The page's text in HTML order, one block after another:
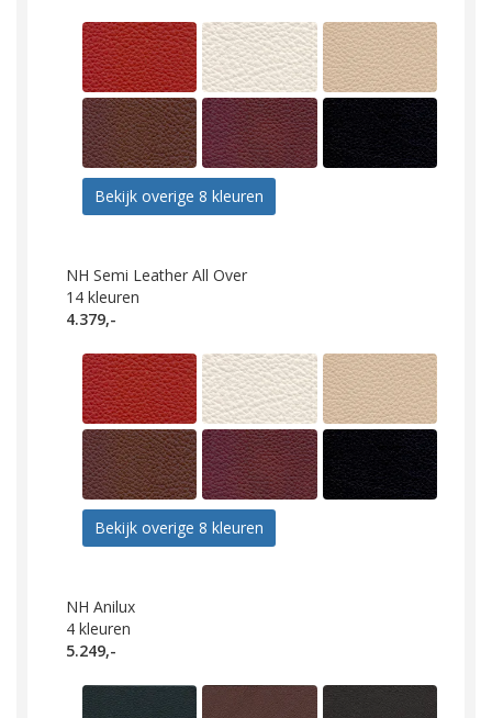
Bekijk overige 8 kleuren
NH Semi Leather All Over
14 kleuren
4.379,-
Bekijk overige 8 kleuren
NH Anilux
4 kleuren
5.249,-